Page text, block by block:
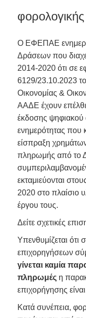
Ο ΕΦΕΠΑΕ
Δράσεων που
2014-2020 ότι σε
6129/23.10.2023
Οικονομίας &
ΑΑΔΕ έχουν
έκδοσης ψηφιακού
ενημερότητας που
είσπραξη
πληρωμής από το
εκταμιεύονται
2020 στο πλαίσιο
έργου τους.
Δείτε σχετικές
Υπενθυμίζεται ότι
επιχορηγήσεων
γίνεται καμία
πληρωμές η
επιχορήγησης
Κατά συνέπεια,